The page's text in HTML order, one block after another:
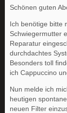
Schönen guten
Ich benötige bitte
Schwiegermutter
Reparatur
durchdachtes
Besonders toll
ich Cappuccino
Nun melde ich
heutigen
neuen Filter